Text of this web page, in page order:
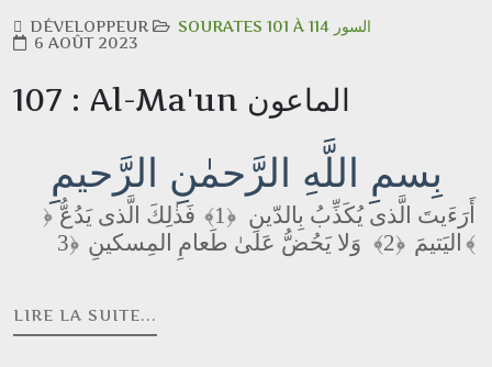
DÉVELOPPEUR
SOURATES 101 À 114 السور
6 AOÛT 2023
107 : Al-Ma'un الماعون
بِسمِ اللَّهِ الرَّحمٰنِ الرَّحيمِ
﴿ أَرَءَيتَ الَّذى يُكَذِّبُ بِالدّينِ ﴿1﴾
فَذٰلِكَ الَّذى يَدُعُّ
اليَتيمَ ﴿2﴾ وَلا يَحُضُّ عَلىٰ طَعامِ المِسكينِ ﴿3﴾
LIRE LA SUITE...